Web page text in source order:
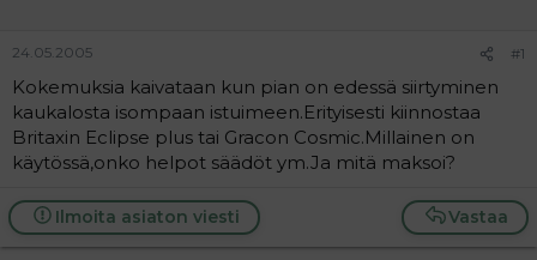
t
u
n
a
l
o
i
t
t
n
v
i
e
t
i
24.05.2005 #1
Kokemuksia kaivataan kun pian on edessä siirtyminen
kaukalosta isompaan istuimeen.Erityisesti kiinnostaa
Britaxin Eclipse plus tai Gracon Cosmic.Millainen on
käytössä,onko helpot säädöt ym.Ja mitä maksoi?
Vastaa
Ilmoita asiaton viesti